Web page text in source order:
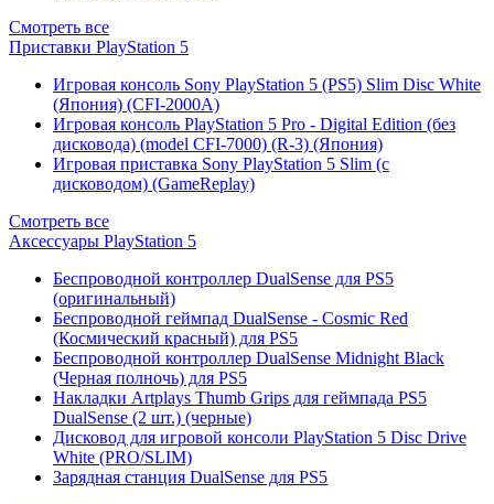
Смотреть все
Приставки PlayStation 5
Игровая консоль Sony PlayStation 5 (PS5) Slim Disc White
(Япония) (CFI-2000A)
Игровая консоль PlayStation 5 Pro - Digital Edition (без
дисковода) (model CFI-7000) (R-3) (Япония)
Игровая приставка Sony PlayStation 5 Slim (с
дисководом) (GameReplay)
Смотреть все
Аксессуары PlayStation 5
Беспроводной контроллер DualSense для PS5
(оригинальный)
Беспроводной геймпад DualSense - Cosmic Red
(Космический красный) для PS5
Беспроводной контроллер DualSense Midnight Black
(Черная полночь) для PS5
Накладки Artplays Thumb Grips для геймпада PS5
DualSense (2 шт.) (черные)
Дисковод для игровой консоли PlayStation 5 Disc Drive
White (PRO/SLIM)
Зарядная станция DualSense для PS5